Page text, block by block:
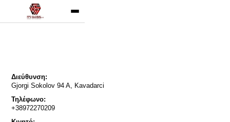
Διεύθυνση:
Gjorgi Sokolov 94 A, Kavadarci
Τηλέφωνο:
+38972270209